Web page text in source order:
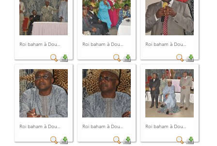
Roi baham à Dou... Roi baham à Dou... Roi baham à Dou...
Roi baham à Dou... Roi baham à Dou... Roi baham à Dou...